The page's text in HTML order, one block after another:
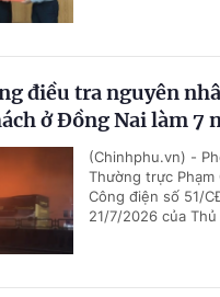
điều tra nguyên
ở Đồng Nai làm 7
(Chinhphu.vn) -
Thường trực Phạm
Công điện số 51/
21/7/2026 của